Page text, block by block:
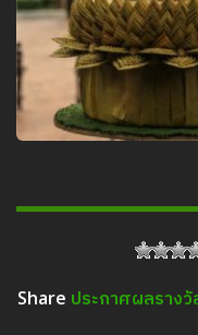
Share ประกาศผลรางวั